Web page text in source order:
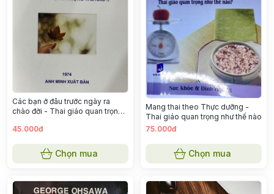
Các bạn ở đâu trước ngày ra
chào đời - Thai giáo quan trọng
45.000đ
Chọn mua
Mang thai theo Thực dưỡng -
Thai giáo quan trọng như thế nào
75.000đ
Chọn mua